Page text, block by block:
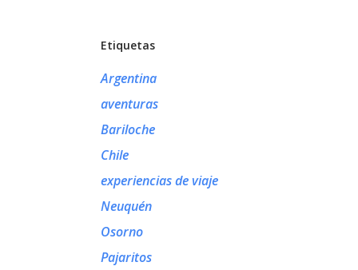
Etiquetas
Argentina
aventuras
Bariloche
Chile
experiencias de viaje
Neuquén
Osorno
Pajaritos